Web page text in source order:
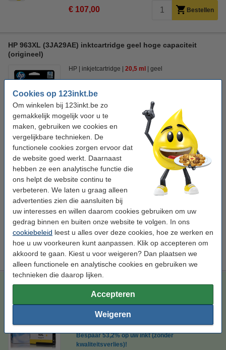
Cookies op 123inkt.be
Om winkelen bij 123inkt.be zo
gemakkelijk mogelijk voor u te
maken, gebruiken we cookies en
vergelijkbare technieken. De
functionele cookies zorgen ervoor dat
de website goed werkt. Daarnaast
hebben ze een analytische functie die
ons helpt de website continu te
verbeteren. We laten u graag alleen
advertenties zien die aansluiten bij
uw interesses en willen daarom cookies gebruiken om uw
gedrag binnen en buiten onze website te volgen. In ons
cookiebeleid leest u alles over deze cookies, hoe ze werken en
hoe u uw voorkeuren kunt aanpassen. Klik op accepteren om
akkoord te gaan. Kiest u voor weigeren? Dan plaatsen we
alleen functionele en analytische cookies en gebruiken we
technieken die daarop lijken.
Accepteren
Weigeren
€ 107,00 Bestellen
HP 963XL (3JA29AE) inktcartridge geel hoge capaciteit
(origineel)
HP inkjetcartridge 20,5 ml geel
Morgen in huis
Prijs per ml € 1,63
€ 33,50 Bestellen
Bespaar53,2%op uw inkt (zonder kwaliteitsverlies)!
Bespaar op uw afdrukkosten. Én met
inhoud.
123inkt huismerk vervangt HP 963XL (3JA29AE)
€ 19,50
Tip
Wij adviseren u i.p.v. deze cartridge de 123inkt huismerk-uitvoering
te nemen.
123inkt huismerk vervangt HP 963XL (3JA29AE) inktcartridge
123inkt inkjetcartridge 25,5 ml geel
Bekijk de specificaties en omschrijving
Bespaar53,2%op uw inkt (zonder
kwaliteitsverlies)!